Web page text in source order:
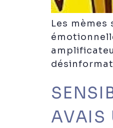
Les
AVAIS